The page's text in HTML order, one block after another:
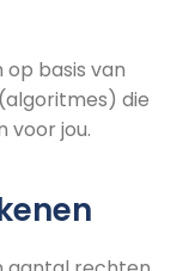
basis van
die
voor jou.